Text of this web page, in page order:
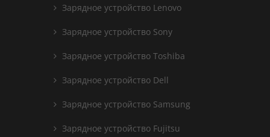
Зарядное устройство Lenovo
Зарядное устройство Sony
Зарядное устройство Toshiba
Зарядное устройство Dell
Зарядное устройство Samsung
Зарядное устройство Fujitsu